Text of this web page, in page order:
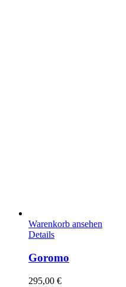
Warenkorb ansehen
Details
Goromo
295,00 €